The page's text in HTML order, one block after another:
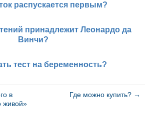
распускается первым?
принадлежит Леонардо да
Винчи?
тест на беременность?
в
живой»
Где можно купить? →